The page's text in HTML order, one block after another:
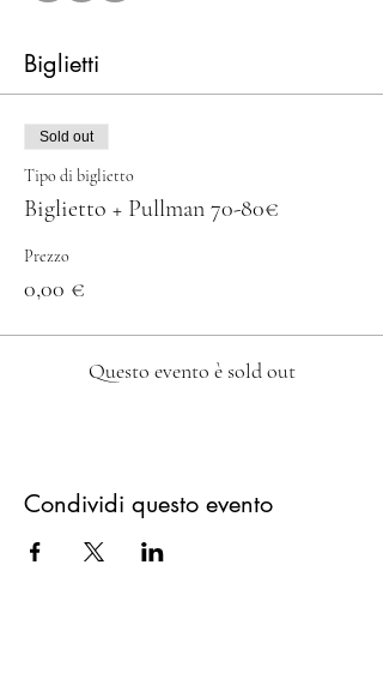
Biglietti
Sold out
Tipo di biglietto
Biglietto + Pullman 70-80€
Prezzo
0,00 €
Questo evento è sold out
Condividi questo evento